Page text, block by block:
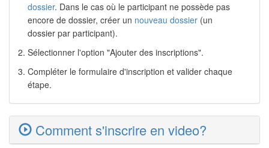
dossier. Dans le cas où le participant ne possède pas
encore de dossier, créer un nouveau dossier (un
dossier par participant).
Sélectionner l'option "Ajouter des inscriptions".
Compléter le formulaire d'inscription et valider chaque
étape.
Comment s'inscrire en video?